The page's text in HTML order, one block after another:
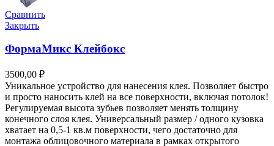
Сравнить
Закрыть
ФормаМикс Клейбокс
3500,00 ₽
Уникальное устройство для нанесения клея. Позволяет быстро
и просто наносить клей на все поверхности, включая потолок!
Регулируемая высота зубьев позволяет менять толщину
конечного слоя клея. Универсальный размер / одного кузовка
хватает на 0,5-1 кв.м поверхности, чего достаточно для
монтажа облицовочного материала в рамках открытого